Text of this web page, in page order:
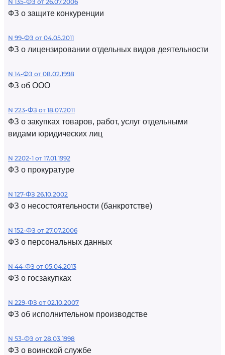
N 135-ФЗ от 26.07.2006
ФЗ о защите конкуренции
N 99-ФЗ от 04.05.2011
ФЗ о лицензировании отдельных видов деятельности
N 14-ФЗ от 08.02.1998
ФЗ об ООО
N 223-ФЗ от 18.07.2011
ФЗ о закупках товаров, работ, услуг отдельными
видами юридических лиц
N 2202-1 от 17.01.1992
ФЗ о прокуратуре
N 127-ФЗ 26.10.2002
ФЗ о несостоятельности (банкротстве)
N 152-ФЗ от 27.07.2006
ФЗ о персональных данных
N 44-ФЗ от 05.04.2013
ФЗ о госзакупках
N 229-ФЗ от 02.10.2007
ФЗ об исполнительном производстве
N 53-ФЗ от 28.03.1998
ФЗ о воинской службе